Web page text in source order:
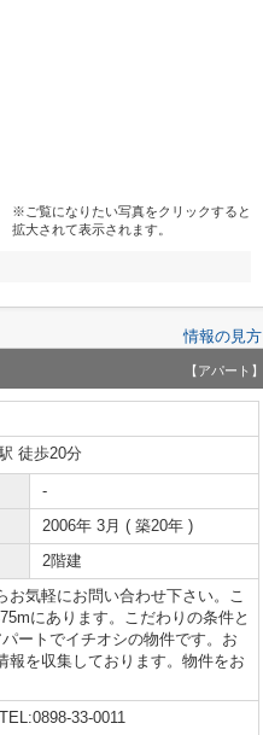
※ご覧になりたい写真をクリックすると
拡大されて表示されます。
情報の見方
【アパート】
徒歩20分
-
2006年 3月 ( 築20年 )
2階建
お気軽にお問い合わせ下さい。こ
にあります。こだわりの条件と
ートでイチオシの物件です。お
報を収集しております。物件をお
TEL:0898-33-0011